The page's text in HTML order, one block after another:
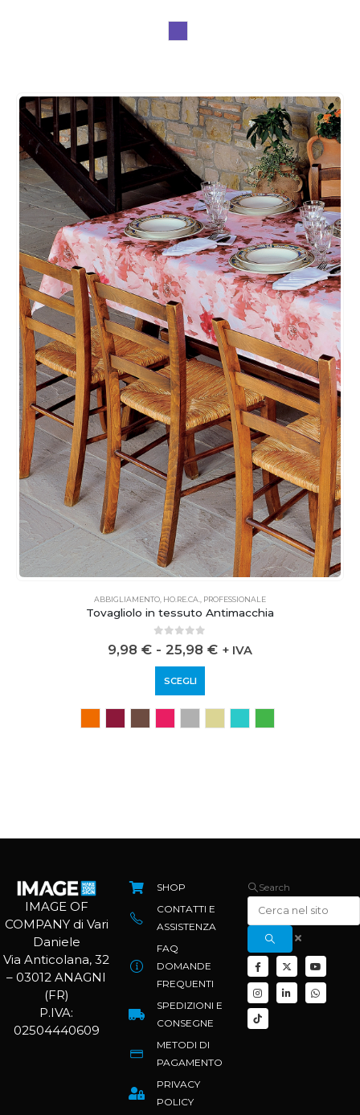
ABBIGLIAMENTO HO.RE.CA. PROFESSIONALE
Tovagliolo in tessuto Antimacchia
out of 5
9,98 € - 25,98 € + IVA
SCEGLI
IMAGE OF
COMPANY di Vari
Daniele
Via Anticolana, 32
– 03012 ANAGNI
(FR)
P.IVA:
02504440609
SHOP
CONTATTI E
ASSISTENZA
FAQ
DOMANDE
FREQUENTI
SPEDIZIONI E
CONSEGNE
METODI DI
PAGAMENTO
PRIVACY
POLICY
Search